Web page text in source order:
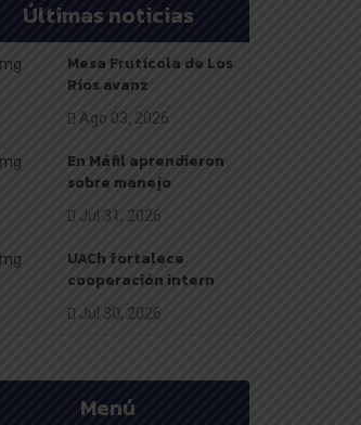
Últimas noticias
Mesa Frutícola de Los
Ríos avanz
Ago 03, 2026
En Máfil aprendieron
sobre manejo
Jul 31, 2026
UACh fortalece
cooperación intern
Jul 30, 2026
Menú